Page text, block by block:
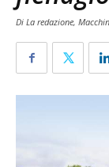
Di La redazione,